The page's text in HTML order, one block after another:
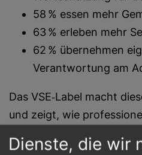
58 % essen mehr
63 % erleben mehr
62 % übernehmen
Verantwortung am
Das VSE‑Label macht
und zeigt, wie
Dienste, die wir